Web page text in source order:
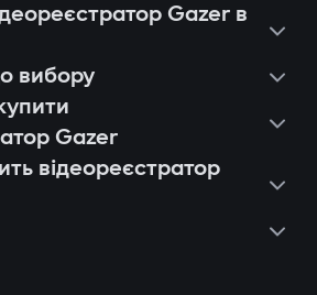
Gazer в
вибору
Gazer
і стабільність.
Gazer
на тисячі годин
відеореєстратор
авто, які хочуть